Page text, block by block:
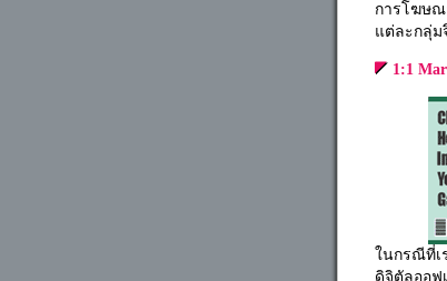
การโฆษณ
แต่ละกลุ่ม
1:1
ในกรณีที่เ
ดิจิตัลออฟ